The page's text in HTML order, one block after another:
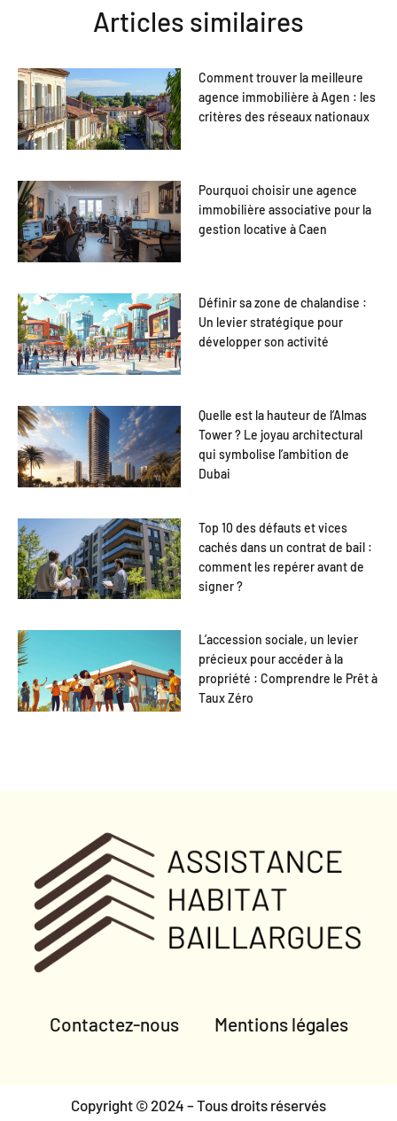
Articles similaires
Comment trouver la meilleure
agence immobilière à Agen : les
critères des réseaux nationaux
Pourquoi choisir une agence
immobilière associative pour la
gestion locative à Caen
Définir sa zone de chalandise :
Un levier stratégique pour
développer son activité
Quelle est la hauteur de l’Almas
Tower ? Le joyau architectural
qui symbolise l’ambition de
Dubai
Top 10 des défauts et vices
cachés dans un contrat de bail :
comment les repérer avant de
signer ?
L’accession sociale, un levier
précieux pour accéder à la
propriété : Comprendre le Prêt à
Taux Zéro
Contactez-nous Mentions légales
Copyright © 2024 – Tous droits réservés